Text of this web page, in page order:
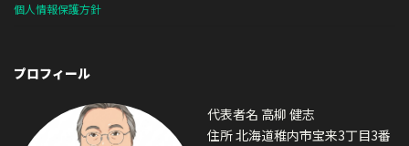
個人情報保護方針
プロフィール
代表者名 高柳 健志
住所 北海道稚内市宝来3丁目3番